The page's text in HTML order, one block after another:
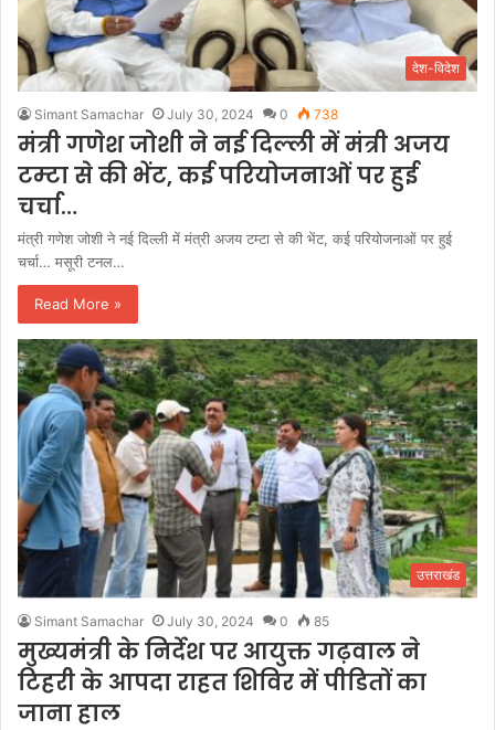
देश-विदेश
Simant Samachar July 30, 2024 0 738
मंत्री गणेश जोशी ने नई दिल्ली में मंत्री अजय
टम्टा से की भेंट, कई परियोजनाओं पर हुई
चर्चा…
मंत्री गणेश जोशी ने नई दिल्ली में मंत्री अजय टम्टा से की भेंट, कई परियोजनाओं पर हुई
चर्चा… मसूरी टनल…
Read More »
उत्तराखंड
Simant Samachar July 30, 2024 0 85
मुख्यमंत्री के निर्देश पर आयुक्त गढ़वाल ने
टिहरी के आपदा राहत शिविर में पीडितों का
जाना हाल